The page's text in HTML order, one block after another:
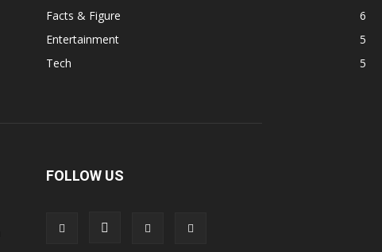
Facts & Figure
6
Entertainment
5
Tech
5
FOLLOW US